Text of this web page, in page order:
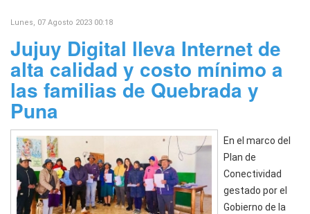
Lunes, 07 Agosto 2023 00:18
Jujuy Digital lleva Internet de
alta calidad y costo mínimo a
las familias de Quebrada y
Puna
En el marco del
Plan de
Conectividad
gestado por el
Gobierno de la